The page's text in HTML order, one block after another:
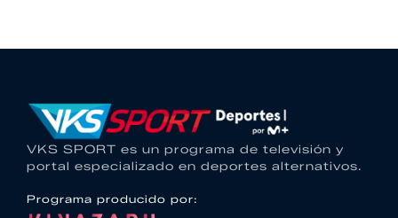
VKS SPORT es un programa de televisión y
portal especializado en deportes alternativos.
Programa producido por: